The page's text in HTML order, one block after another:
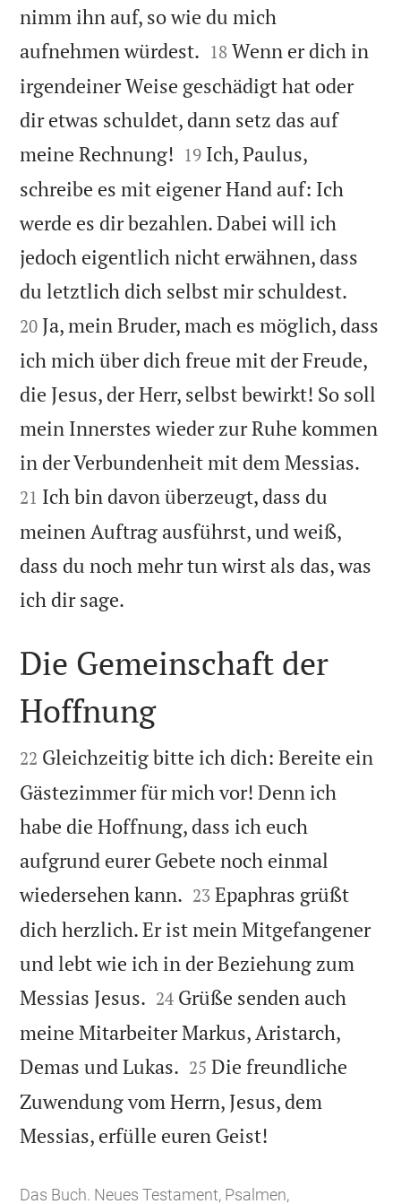
nimm ihn auf, so wie du mich
aufnehmen würdest. 

18 Wenn er dich in
irgendeiner Weise geschädigt hat oder
dir etwas schuldet, dann setz das auf
meine Rechnung! 

19 Ich, Paulus,
schreibe es mit eigener Hand auf: Ich
werde es dir bezahlen. Dabei will ich
jedoch eigentlich nicht erwähnen, dass
du letztlich dich selbst mir schuldest.
20 Ja, mein Bruder, mach es möglich, dass
ich mich über dich freue mit der Freude,
die Jesus, der Herr, selbst bewirkt! So soll
mein Innerstes wieder zur Ruhe kommen
in der Verbundenheit mit dem Messias.
21 Ich bin davon überzeugt, dass du
meinen Auftrag ausführst, und weiß,
dass du noch mehr tun wirst als das, was
ich dir sage.

Die Gemeinschaft der
Hoffnung

22 Gleichzeitig bitte ich dich: Bereite ein
Gästezimmer für mich vor! Denn ich
habe die Hoffnung, dass ich euch
aufgrund eurer Gebete noch einmal
wiedersehen kann. 

23 Epaphras grüßt
dich herzlich. Er ist mein Mitgefangener
und lebt wie ich in der Beziehung zum
Messias Jesus. 

24 Grüße senden auch
meine Mitarbeiter Markus, Aristarch,
Demas und Lukas. 

25 Die freundliche
Zuwendung vom Herrn, Jesus, dem
Messias, erfülle euren Geist!
Das Buch. Neues Testament, Psalmen,